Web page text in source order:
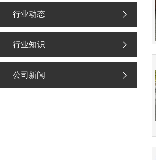
行业动态
行业知识
公司新闻